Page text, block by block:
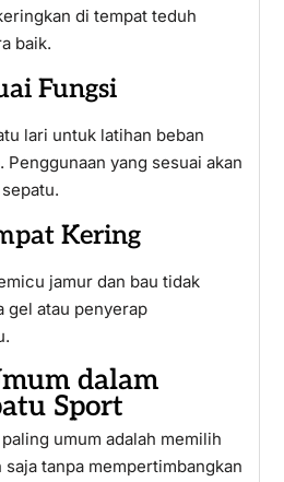
di tempat teduh
baik.
Fungsi
lari untuk latihan beban
Penggunaan yang sesuai akan
Kering
jamur dan bau tidak
gel atau penyerap
dalam
Sport
umum adalah memilih
tanpa mempertimbangkan